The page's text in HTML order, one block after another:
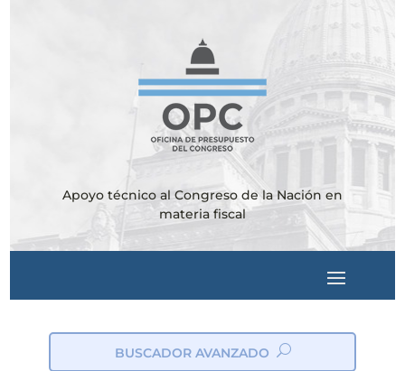
Apoyo técnico al Congreso de la Nación en
materia fiscal
BUSCADOR AVANZADO